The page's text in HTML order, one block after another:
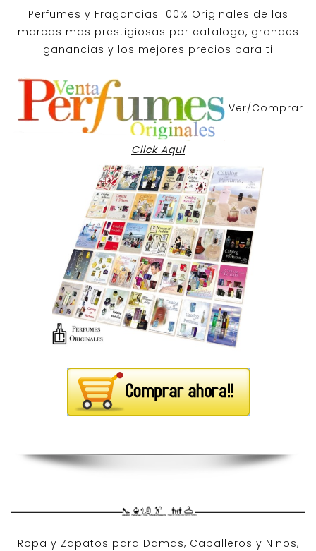
Perfumes y Fragancias 100% Originales de las
marcas mas prestigiosas por catalogo, grandes
ganancias y los mejores precios para ti
Ver/Comprar
Click Aqui
Ropa y Zapatos para Damas, Caballeros y Niños,